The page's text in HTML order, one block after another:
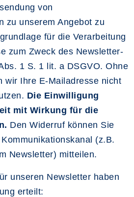
von
zu unserem Angebot zu
für die Verarbeitung
zum Zweck des Newsletter-
1 S. 1 lit. a DSGVO. Ohne
wir Ihre E-Mailadresse nicht
Die Einwilligung
mit Wirkung für die
Den Widerruf können Sie
(z.B.
Newsletter) mitteilen.
unseren Newsletter haben
erteilt: